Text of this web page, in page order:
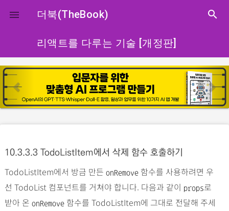
close
 더북(TheBook) search
리액트를 다루는 기술 [개정판]
p
r
e
u
s
n
e
x
10.3.3.3 TodoListItem에서 삭제 함수 호출하기
TodoListItem에서 방금 만든 onRemove함수를 사용하려면 우
선 TodoList 컴포넌트를 거쳐야 합니다. 다음과 같이 props로
받아 온 onRemove함수를 TodoListItem에 그대로 전달해 주세